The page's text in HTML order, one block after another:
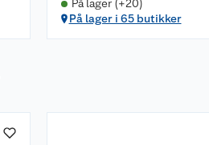
På lager (+20)
På lager i 65 butikker